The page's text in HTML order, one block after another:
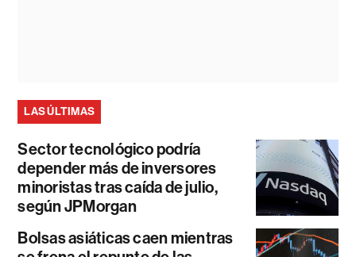
LAS ÚLTIMAS
Sector tecnológico podría
depender más de inversores
minoristas tras caída de julio,
según JPMorgan
Bolsas asiáticas caen mientras